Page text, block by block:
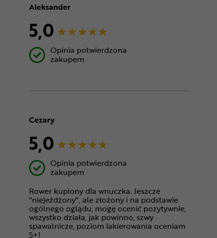
Aleksander
5,0
Opinia potwierdzona
zakupem
Cezary
5,0
Opinia potwierdzona
zakupem
Rower kupiony dla wnuczka. Jeszcze
"niejeżdżony", ale złożony i na podstawie
ogólnego oglądu, mogę ocenić pozytywnie,
wszystko działa, jak powinno, szwy
spawalnicze, poziom lakierowania oceniam
5+!